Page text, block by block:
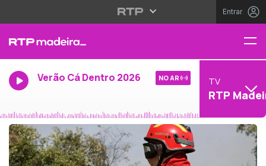
Entrar
Verão Cá Dentro 2026 NO AR TV
RTP